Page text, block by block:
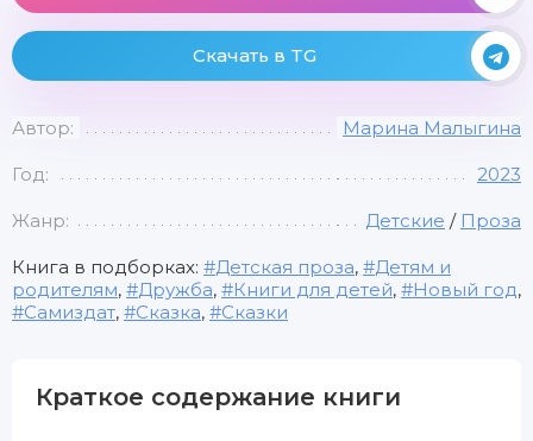
Скачать в TG
Автор: Марина Малыгина
Год: 2023
Жанр: Детские / Проза
Книга в подборках: Детская проза,
Детям и
родителям, Дружба, Книги для детей, Новый год,
Самиздат, Сказка, Сказки
Краткое содержание книги